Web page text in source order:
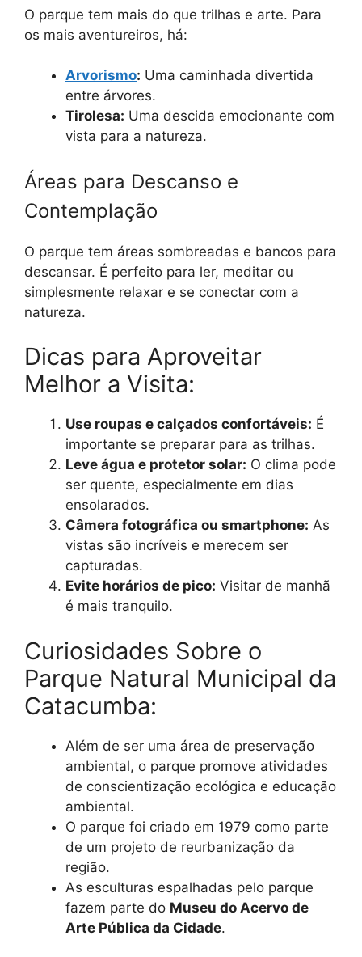
O parque tem mais do que trilhas e arte. Para
os mais aventureiros, há:
Arvorismo: Uma caminhada divertida
entre árvores.
Tirolesa: Uma descida emocionante com
vista para a natureza.
Áreas para Descanso e
Contemplação
O parque tem áreas sombreadas e bancos para
descansar. É perfeito para ler, meditar ou
simplesmente relaxar e se conectar com a
natureza.
Dicas para Aproveitar
Melhor a Visita:
Use roupas e calçados confortáveis: É
importante se preparar para as trilhas.
Leve água e protetor solar: O clima pode
ser quente, especialmente em dias
ensolarados.
Câmera fotográfica ou smartphone: As
vistas são incríveis e merecem ser
capturadas.
Evite horários de pico: Visitar de manhã
é mais tranquilo.
Curiosidades Sobre o
Parque Natural Municipal da
Catacumba:
Além de ser uma área de preservação
ambiental, o parque promove atividades
de conscientização ecológica e educação
ambiental.
O parque foi criado em 1979 como parte
de um projeto de reurbanização da
região.
As esculturas espalhadas pelo parque
fazem parte do Museu do Acervo de
Arte Pública da Cidade.